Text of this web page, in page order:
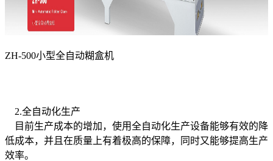
ZH-500小型全自动糊盒机
2.全自动化生产
目前生产成本的增加，使用全自动化生产设备能够有效的降
低成本，并且在质量上有着极高的保障，同时又能够提高生产
效率。